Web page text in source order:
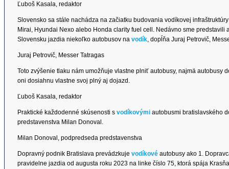
Ľuboš Kasala, redaktor
Slovensko sa stále nachádza na začiatku budovania vodíkovej
Mirai, Hyundai Nexo alebo Honda clarity fuel cell. Nedávno sme
Slovensku jazdia niekoľko autobusov na vodík, dopĺňa Juraj Petrovič,
Juraj Petrovič, Messer Tatragas
Toto zvýšenie tlaku nám umožňuje vlastne plniť autobusy, najmä autobusy
oni dosiahnu vlastne svoj plný aj dojazd.
Ľuboš Kasala, redaktor
Praktické každodenné skúsenosti s vodíkovými autobusmi bratislavského
predstavenstva Milan Donoval.
Milan Donoval, podpredseda predstavenstva
Dopravný podnik Bratislava prevádzkuje vodíkové autobusy ako 1.
pravidelne jazdia od augusta roku 2023 na linke číslo 75, ktorá spája